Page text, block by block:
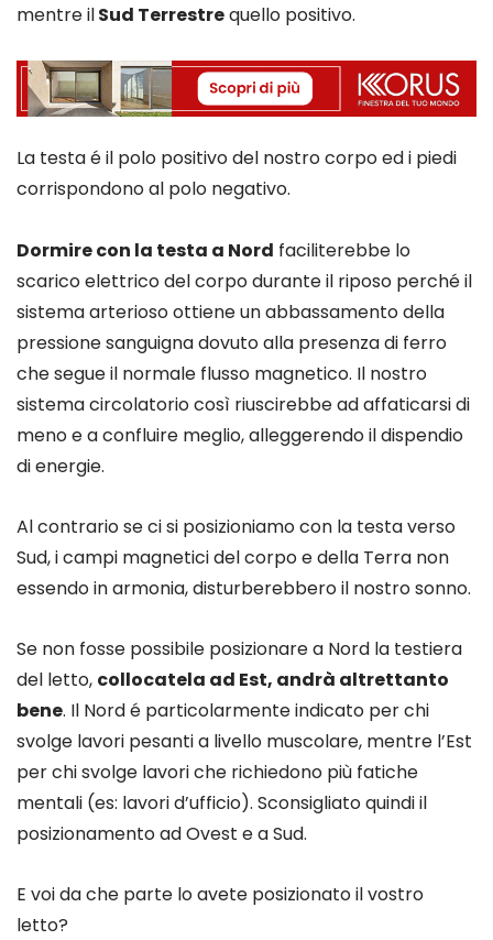
mentre ilSud Terrestrequello positivo.
La testa é il polo positivo del nostro corpo ed i piedi
corrispondono al polo negativo.
Dormire con la testa a Nord faciliterebbe lo
scarico elettrico del corpo durante il riposo perché il
sistema arterioso ottiene un abbassamento della
pressione sanguigna dovuto alla presenza di ferro
che segue il normale flusso magnetico. Il nostro
sistema circolatorio così riuscirebbe ad affaticarsi di
meno e a confluire meglio, alleggerendo il dispendio
di energie.
Al contrario se ci si posizioniamo con la testa verso
Sud, i campi magnetici del corpo e della Terra non
essendo in armonia, disturberebbero il nostro sonno.
Se non fosse possibile posizionare a Nord la testiera
del letto, collocatela ad Est, andrà altrettanto
bene. Il Nord é particolarmente indicato per chi
svolge lavori pesanti a livello muscolare, mentre l’Est
per chi svolge lavori che richiedono più fatiche
mentali (es: lavori d’ufficio). Sconsigliato quindi il
posizionamento ad Ovest e a Sud.
E voi da che parte lo avete posizionato il vostro
letto?